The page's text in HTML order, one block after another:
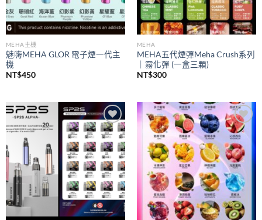
MEHA主機
魅嗨MEHA GLOR 電子煙一代主
機
NT$450
MEHA
MEHA五代煙彈Meha Crush系列
｜霧化彈 (一盒三顆)
NT$300
Add to
wishlist
Add to
wishlist